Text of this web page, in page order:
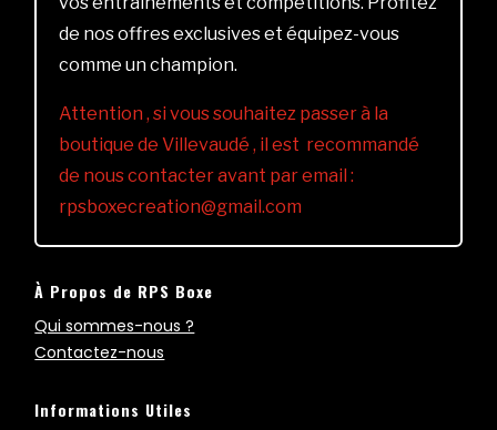
de nos offres exclusives et équipez-vous
comme un champion.
Attention , si vous souhaitez passer à la
boutique de Villevaudé , il est recommandé
de nous contacter avant par email :
rpsboxecreation@gmail.com
À Propos de RPS Boxe
Qui sommes-nous ?
Contactez-nous
Informations Utiles